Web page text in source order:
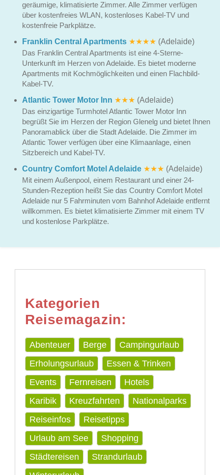
geräumige, klimatisierte Zimmer. Alle Zimmer verfügen
über kostenfreies WLAN, kostenloses Kabel-TV und
kostenfreie Parkplätze.
Franklin Central Apartments ★★★★ (Adelaide)
Das Franklin Central Apartments ist eine 4-Sterne-
Unterkunft im Herzen von Adelaide. Es bietet moderne
Apartments mit Kochmöglichkeiten und einen Flachbild-
Kabel-TV.
Atlantic Tower Motor Inn ★★★ (Adelaide)
Das einzigartige Turmhotel Atlantic Tower Motor Inn
begrüßt Sie im Herzen der Region Glenelg und bietet Ihnen
Panoramablick über die Stadt Adelaide. Die Zimmer im
Atlantic Tower verfügen über eine Klimaanlage, einen
Sitzbereich und Kabel-TV.
Country Comfort Motel Adelaide ★★★ (Adelaide)
Mit einem Außenpool, einem Restaurant und einer 24-
Stunden-Rezeption heißt Sie das Country Comfort Motel
Adelaide nur 5 Fahrminuten vom Bahnhof Adelaide entfernt
willkommen. Es bietet klimatisierte Zimmer mit einem TV
und kostenlose Parkplätze.
Kategorien
Reisemagazin:
Abenteuer Berge
Campingurlaub
Erholungsurlaub
Essen & Trinken
Events
Fernreisen
Hotels
Karibik
Kreuzfahrten
Nationalparks
Reiseinfos
Reisetipps
Urlaub am See
Shopping
Städtereisen
Strandurlaub